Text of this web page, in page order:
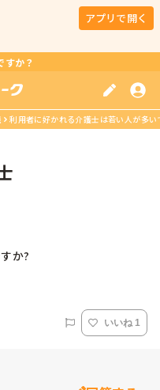
アプリで開く
すか？
利用者に好かれる介護士は若い人が多い
か?
いいね 1